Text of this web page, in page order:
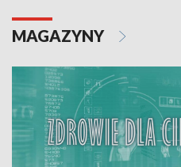
MAGAZYNY